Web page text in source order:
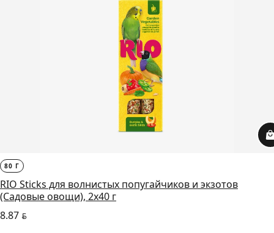
80 Г
RIO Sticks для волнистых попугайчиков и экзотов
(Садовые овощи), 2х40 г
8.87 BYN